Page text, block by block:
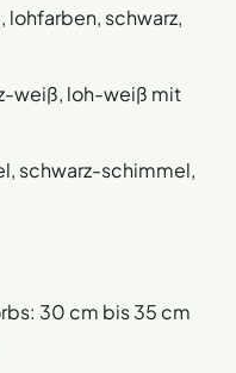
lohfarben, schwarz,
weiß, loh-weiß mit
schwarz-schimmel,
30 cm bis 35 cm